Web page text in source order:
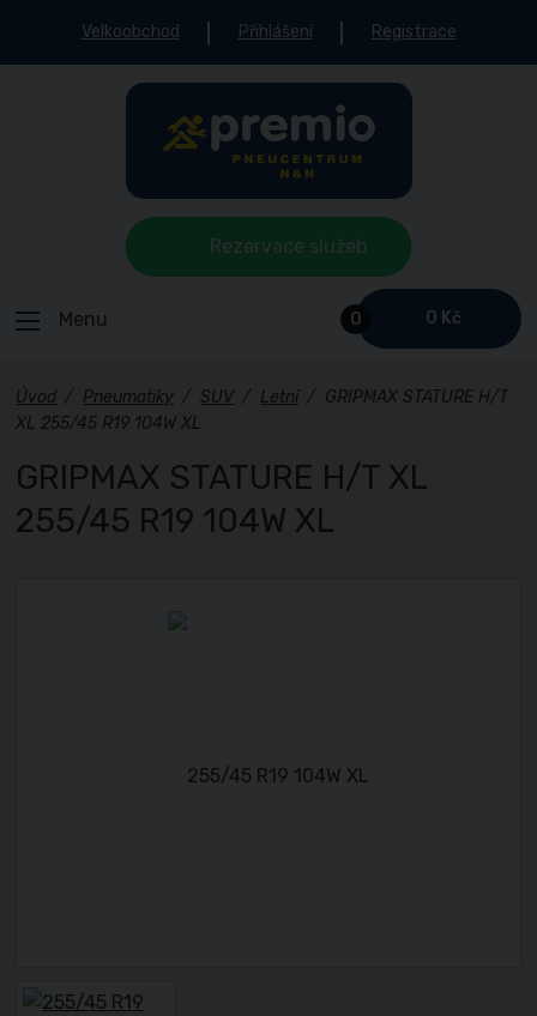
Velkoobchod Přihlášení Registrace
0 0 Kč
Menu
Rezervace služeb
Úvod / Pneumatiky / SUV / Letní / GRIPMAX STATURE H/T
XL 255/45 R19 104W XL
GRIPMAX STATURE H/T XL
255/45 R19 104W XL